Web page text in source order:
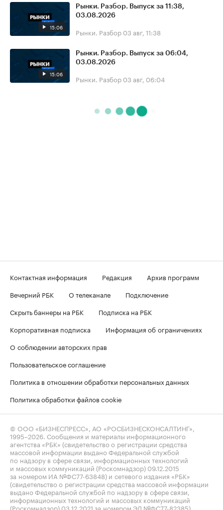
15:06
Рынки. Разбор. Выпуск за 11:38,
03.08.2026
Рынки. Разбор 03 авг, 11:38
15:06
Рынки. Разбор. Выпуск за 06:04,
03.08.2026
Рынки. Разбор 03 авг, 06:04
Контактная информация Редакция
Архив программ
Вечерний РБК
О телеканале
Подключение
Скрыть баннеры на РБК
Подписка на РБК
Корпоративная подписка
Информация об ограничениях
О соблюдении авторских прав
Пользовательское соглашение
Политика в отношении обработки персональных данных
Политика обработки файлов cookie
© ООО «БИЗНЕСПРЕСС», АО «РОСБИЗНЕСКОНСАЛТИНГ»,
1995–2026 . Сообщения и материалы информационного
агентства «РБК» (свидетельство о регистрации средства
массовой информации выдано Федеральной службой
по надзору в сфере связи, информационных технологий
и массовых коммуникаций (Роскомнадзор) 09.12.2015
за номером ИА №ФС77-63848) и сетевого издания «РБК»
(свидетельство о регистрации средства массовой информации
выдано Федеральной службой по надзору в сфере связи,
информационных технологий и массовых коммуникаций
(Роскомнадзор) 03.12.2021 за номером ЭЛ №ФС77-82385)